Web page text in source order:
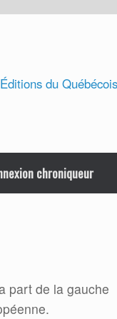
chroniqueur
part de la gauche